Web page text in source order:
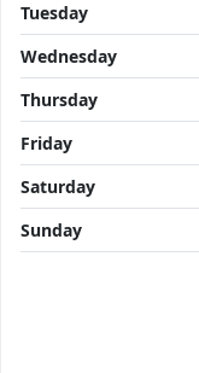
Tuesday
Wednesday
Thursday
Friday
Saturday
Sunday